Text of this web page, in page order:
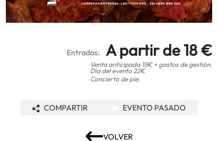
Entradas: A partir de 18 €
Venta anticipada 18€ + gastos de gestión.
Día del evento 22€
Concierto de pie.
VOLVER
COMPARTIR EVENTO PASADO